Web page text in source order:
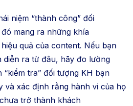
niệm “thành công” đối
mang ra những khía
hiệu quả của content. Nếu bạn
diễn ra từ đâu, hãy đo lường
“kiểm tra” đối tượng KH bạn
và xác định rằng hành vi của họ
trở thành khách